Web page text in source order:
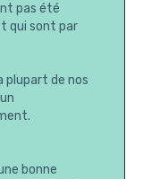
pas été
qui sont par
plupart de nos
bonne